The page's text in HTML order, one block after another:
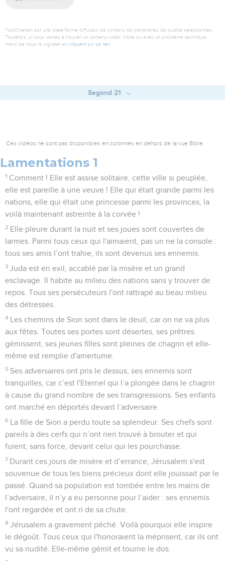
TopChrétien est une plate-forme diffuseur de contenu de partenaires de qualité sélectionnés.
Toutefois, si vous veniez à trouver un contenu vidéo illicite ou avec un problème technique,
merci de nous le signaler en cliquant sur ce lien
Segond 21
Ces vidéos ne sont pas disponibles en colonnes en dehors de la vue Bible.
Lamentations 1
1 Comment ! Elle est assise solitaire, cette ville si peuplée,
elle est pareille à une veuve ! Elle qui était grande parmi les
nations, elle qui était une princesse parmi les provinces, la
voilà maintenant astreinte à la corvée !
2 Elle pleure durant la nuit et ses joues sont couvertes de
larmes. Parmi tous ceux qui l'aimaient, pas un ne la console :
tous ses amis l’ont trahie, ils sont devenus ses ennemis.
3 Juda est en exil, accablé par la misère et un grand
esclavage. Il habite au milieu des nations sans y trouver de
repos. Tous ses persécuteurs l'ont rattrapé au beau milieu
des détresses.
4 Les chemins de Sion sont dans le deuil, car on ne va plus
aux fêtes. Toutes ses portes sont désertes, ses prêtres
gémissent, ses jeunes filles sont pleines de chagrin et elle-
même est remplie d'amertume.
5 Ses adversaires ont pris le dessus, ses ennemis sont
tranquilles, car c’est l'Eternel qui l’a plongée dans le chagrin
à cause du grand nombre de ses transgressions. Ses enfants
ont marché en déportés devant l’adversaire.
6 La fille de Sion a perdu toute sa splendeur. Ses chefs sont
pareils à des cerfs qui n’ont rien trouvé à brouter et qui
fuient, sans force, devant celui qui les pourchasse.
7 Durant ces jours de misère et d’errance, Jérusalem s'est
souvenue de tous les biens précieux dont elle jouissait par le
passé. Quand sa population est tombée entre les mains de
l’adversaire, il n’y a eu personne pour l’aider : ses ennemis
l'ont regardée et ont ri de sa chute.
8 Jérusalem a gravement péché. Voilà pourquoi elle inspire
le dégoût. Tous ceux qui l'honoraient la méprisent, car ils ont
vu sa nudité. Elle-même gémit et tourne le dos.